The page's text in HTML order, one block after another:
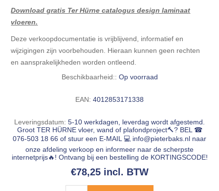
Download gratis Ter Hürne catalogus design laminaat
vloeren.
Deze verkoopdocumentatie is vrijblijvend, informatief en
wijzigingen zijn voorbehouden. Hieraan kunnen geen rechten
en aansprakelijkheden worden ontleend.
Beschikbaarheid:: Op voorraad
EAN: 4012853171338
Leveringsdatum: 5-10 werkdagen, leverdag wordt afgestemd.
Groot TER HÜRNE vloer, wand of plafondproject🔨? BEL ☎
076-503 18 66 of stuur een E-MAIL 💻 info@pieterbaks.nl naar
onze afdeling verkoop en informeer naar de scherpste
internetprijs🔥! Ontvang bij een bestelling de KORTINGSCODE!
€78,25 incl. BTW